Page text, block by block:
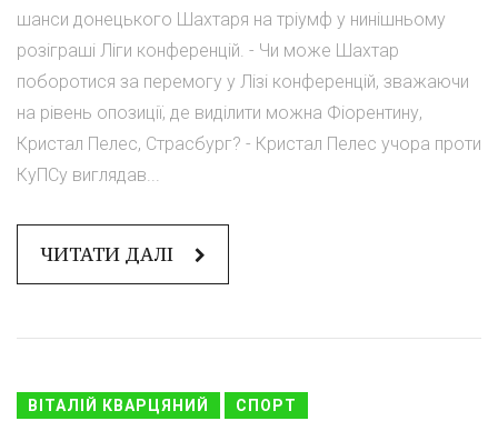
шанси донецького Шахтаря на тріумф у нинішньому
розіграші Ліги конференцій. - Чи може Шахтар
поборотися за перемогу у Лізі конференцій, зважаючи
на рівень опозиції, де виділити можна Фіорентину,
Кристал Пелес, Страсбург? - Кристал Пелес учора проти
КуПСу виглядав...
ЧИТАТИ ДАЛІ
ВІТАЛІЙ КВАРЦЯНИЙ СПОРТ